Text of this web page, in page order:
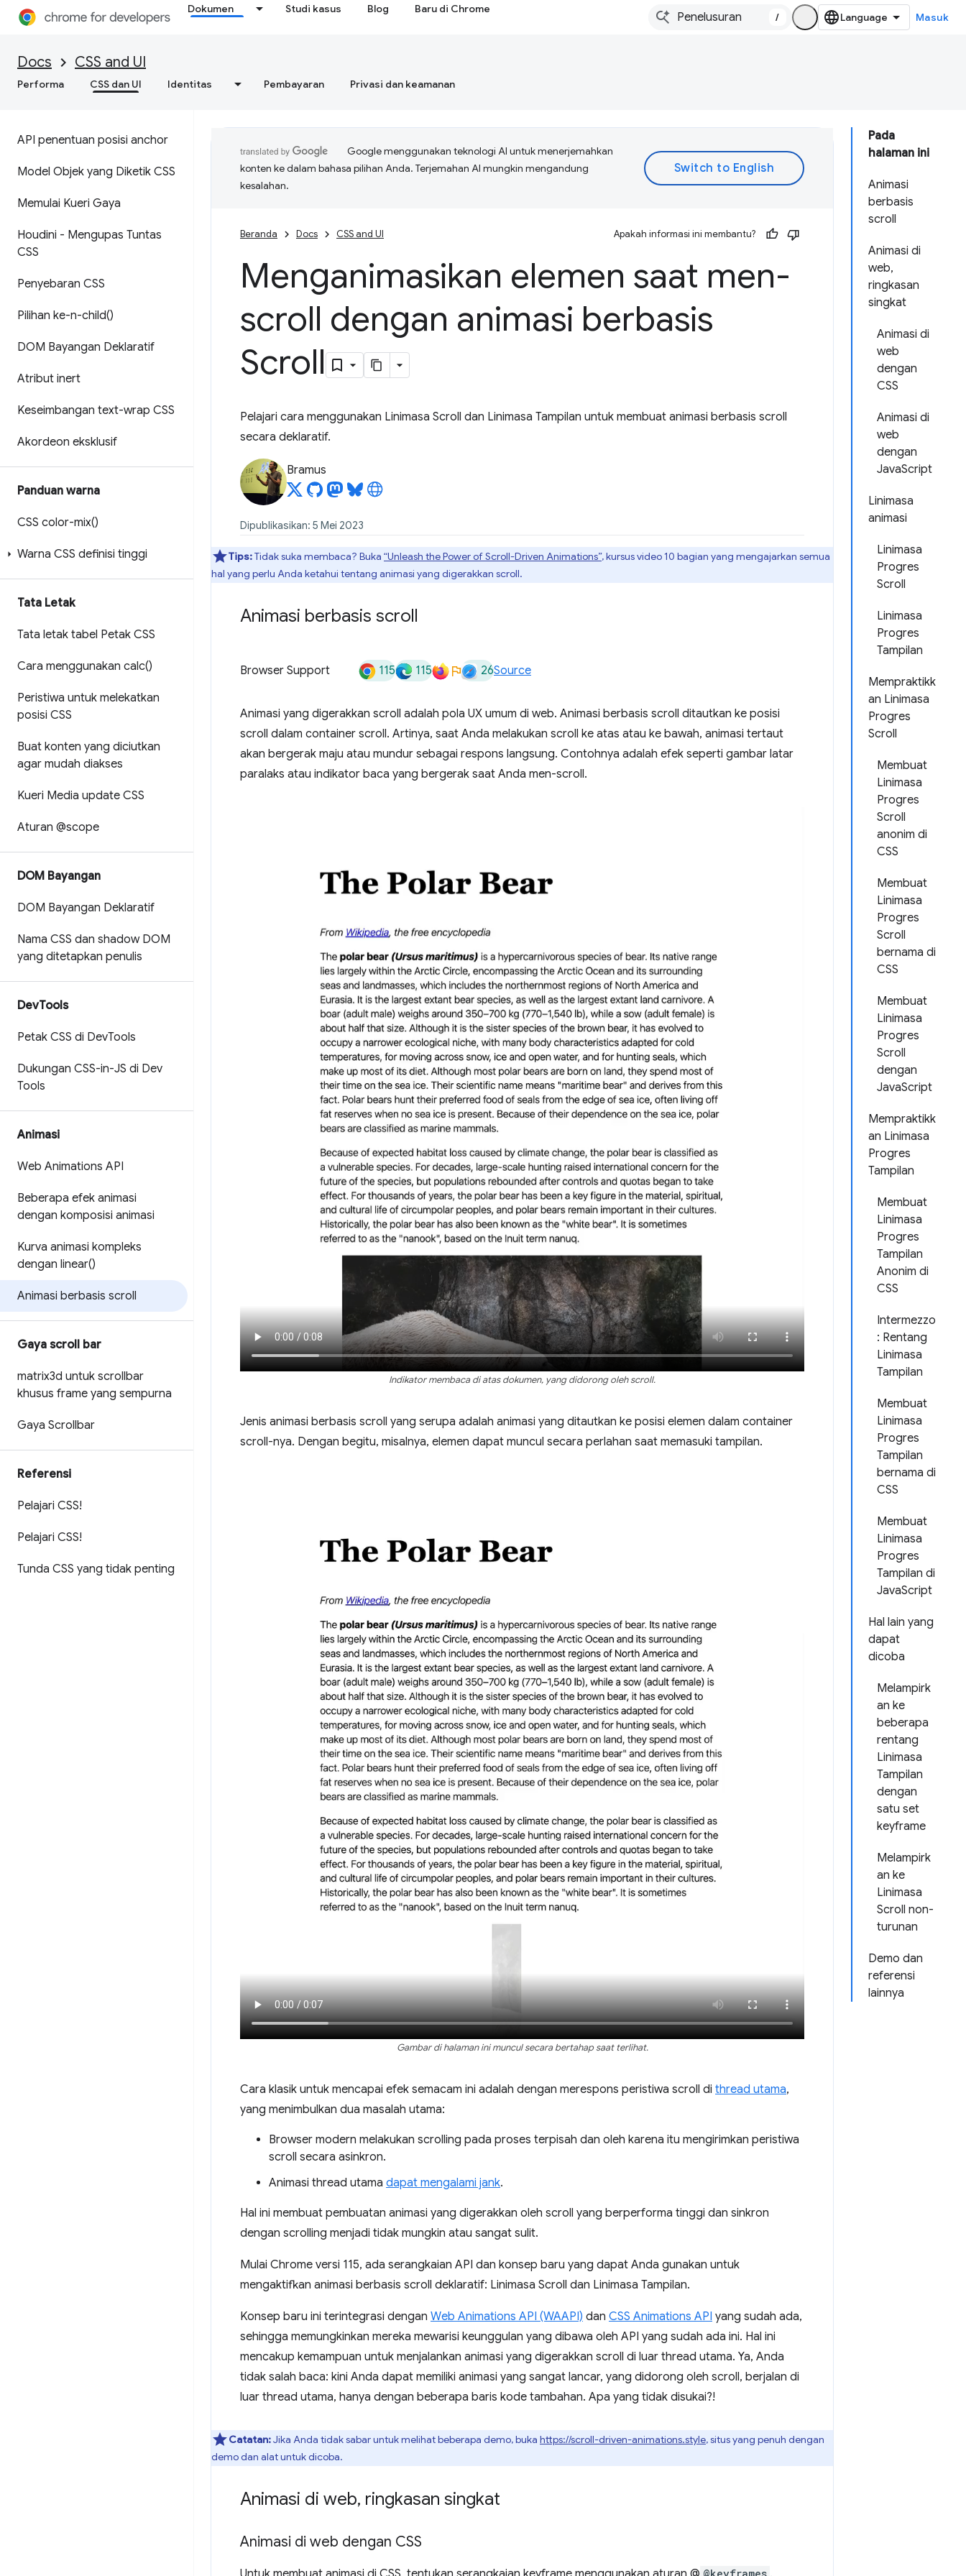
Dokumen Studi kasus Blog Baru di Chrome
/ Masuk
Docs CSS and UI
Performa CSS dan UI Identitas Pembayaran Privasi dan keamanan
API penentuan posisi anchor
Model Objek yang Diketik CSS
Memulai Kueri Gaya
Houdini - Mengupas Tuntas
CSS
Penyebaran CSS
Pilihan ke-n-child()
DOM Bayangan Deklaratif
Atribut inert
Keseimbangan text-wrap CSS
Akordeon eksklusif
Panduan warna
CSS color-mix()
Warna CSS definisi tinggi
Tata Letak
Tata letak tabel Petak CSS
Cara menggunakan calc()
Peristiwa untuk melekatkan
posisi CSS
Buat konten yang diciutkan
agar mudah diakses
Kueri Media update CSS
Aturan @scope
DOM Bayangan
DOM Bayangan Deklaratif
Nama CSS dan shadow DOM
yang ditetapkan penulis
DevTools
Petak CSS di DevTools
Dukungan CSS-in-JS di Dev
Tools
Animasi
Web Animations API
Beberapa efek animasi
dengan komposisi animasi
Kurva animasi kompleks
dengan linear()
Animasi berbasis scroll
Gaya scroll bar
matrix3d untuk scrollbar
khusus frame yang sempurna
Gaya Scrollbar
Referensi
Pelajari CSS!
Pelajari CSS!
Tunda CSS yang tidak penting
Pada
halaman ini
Animasi
berbasis
scroll
Animasi di
web,
ringkasan
singkat
Animasi di
web
dengan
CSS
Animasi di
web
dengan
JavaScript
Linimasa
animasi
Linimasa
Progres
Scroll
Linimasa
Progres
Tampilan
Mempraktikk
an Linimasa
Progres
Scroll
Membuat
Linimasa
Progres
Scroll
anonim di
CSS
Membuat
Linimasa
Progres
Scroll
bernama di
CSS
Membuat
Linimasa
Progres
Scroll
dengan
JavaScript
Mempraktikk
an Linimasa
Progres
Tampilan
Membuat
Linimasa
Progres
Tampilan
Anonim di
CSS
Intermezzo
: Rentang
Linimasa
Tampilan
Membuat
Linimasa
Progres
Tampilan
bernama di
CSS
Membuat
Linimasa
Progres
Tampilan di
JavaScript
Hal lain yang
dapat
dicoba
Melampirk
an ke
beberapa
rentang
Linimasa
Tampilan
dengan
satu set
keyframe
Melampirk
an ke
Linimasa
Scroll non-
turunan
Demo dan
referensi
lainnya
Google menggunakan teknologi AI untuk menerjemahkan
konten ke dalam bahasa pilihan Anda. Terjemahan AI mungkin mengandung
kesalahan.
Beranda Docs CSS and UI Apakah informasi ini membantu?
Menganimasikan elemen saat men-
scroll dengan animasi berbasis
Scroll
Pelajari cara menggunakan Linimasa Scroll dan Linimasa Tampilan untuk membuat animasi berbasis scroll
secara deklaratif.
Bramus
Dipublikasikan: 5 Mei 2023
Tips:Tidak suka membaca? Buka “Unleash the Power of Scroll-Driven Animations”, kursus video 10 bagian yang mengajarkan semua
hal yang perlu Anda ketahui tentang animasi yang digerakkan scroll.
Animasi berbasis scroll
Browser Support 115 115 26Source
Animasi yang digerakkan scroll adalah pola UX umum di web. Animasi berbasis scroll ditautkan ke posisi
scroll dalam container scroll. Artinya, saat Anda melakukan scroll ke atas atau ke bawah, animasi tertaut
akan bergerak maju atau mundur sebagai respons langsung. Contohnya adalah efek seperti gambar latar
paralaks atau indikator baca yang bergerak saat Anda men-scroll.
Indikator membaca di atas dokumen, yang didorong oleh scroll.
Jenis animasi berbasis scroll yang serupa adalah animasi yang ditautkan ke posisi elemen dalam container
scroll-nya. Dengan begitu, misalnya, elemen dapat muncul secara perlahan saat memasuki tampilan.
Gambar di halaman ini muncul secara bertahap saat terlihat.
Cara klasik untuk mencapai efek semacam ini adalah dengan merespons peristiwa scroll di thread utama,
yang menimbulkan dua masalah utama:
Browser modern melakukan scrolling pada proses terpisah dan oleh karena itu mengirimkan peristiwa
scroll secara asinkron.
Animasi thread utama dapat mengalami jank.
Hal ini membuat pembuatan animasi yang digerakkan oleh scroll yang berperforma tinggi dan sinkron
dengan scrolling menjadi tidak mungkin atau sangat sulit.
Mulai Chrome versi 115, ada serangkaian API dan konsep baru yang dapat Anda gunakan untuk
mengaktifkan animasi berbasis scroll deklaratif: Linimasa Scroll dan Linimasa Tampilan.
Konsep baru ini terintegrasi dengan Web Animations API (WAAPI) dan CSS Animations API yang sudah ada,
sehingga memungkinkan mereka mewarisi keunggulan yang dibawa oleh API yang sudah ada ini. Hal ini
mencakup kemampuan untuk menjalankan animasi yang digerakkan scroll di luar thread utama. Ya, Anda
tidak salah baca: kini Anda dapat memiliki animasi yang sangat lancar, yang didorong oleh scroll, berjalan di
luar thread utama, hanya dengan beberapa baris kode tambahan. Apa yang tidak disukai?!
Catatan:Jika Anda tidak sabar untuk melihat beberapa demo, buka https://scroll-driven-animations.style, situs yang penuh dengan
demo dan alat untuk dicoba.
Animasi di web, ringkasan singkat
Animasi di web dengan CSS